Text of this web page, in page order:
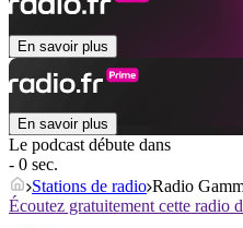
En savoir plus
En savoir plus
Le podcast débute dans
- 0 sec.
Stations de radio Radio
Écoutez gratuitement cette radio